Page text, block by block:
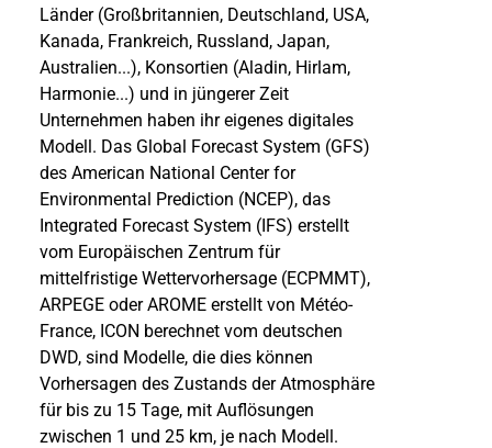
Länder (Großbritannien, Deutschland, USA,
Kanada, Frankreich, Russland, Japan,
Australien...), Konsortien (Aladin, Hirlam,
Harmonie...) und in jüngerer Zeit
Unternehmen haben ihr eigenes digitales
Modell. Das Global Forecast System (GFS)
des American National Center for
Environmental Prediction (NCEP), das
Integrated Forecast System (IFS) erstellt
vom Europäischen Zentrum für
mittelfristige Wettervorhersage (ECPMMT),
ARPEGE oder AROME erstellt von Météo-
France, ICON berechnet vom deutschen
DWD, sind Modelle, die dies können
Vorhersagen des Zustands der Atmosphäre
für bis zu 15 Tage, mit Auflösungen
zwischen 1 und 25 km, je nach Modell.